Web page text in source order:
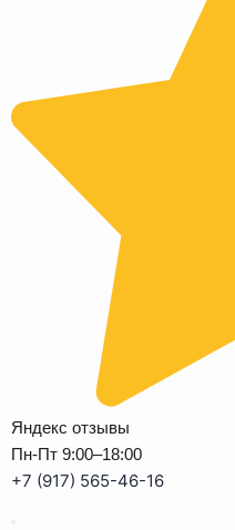
Яндекс отзывы
Пн-Пт 9:00–18:00
+7 (917) 565-46-16